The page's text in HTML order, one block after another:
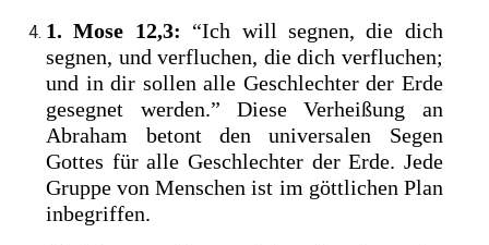
1. Mose 12,3: “Ich will segnen, die dich
segnen, und verfluchen, die dich verfluchen;
und in dir sollen alle Geschlechter der Erde
gesegnet werden.” Diese Verheißung an
Abraham betont den universalen Segen
Gottes für alle Geschlechter der Erde. Jede
Gruppe von Menschen ist im göttlichen Plan
inbegriffen.